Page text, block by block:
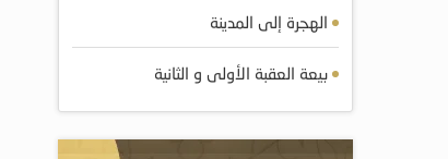
الهجرة إلى المدينة
بيعة العقبة الأولى و الثانية